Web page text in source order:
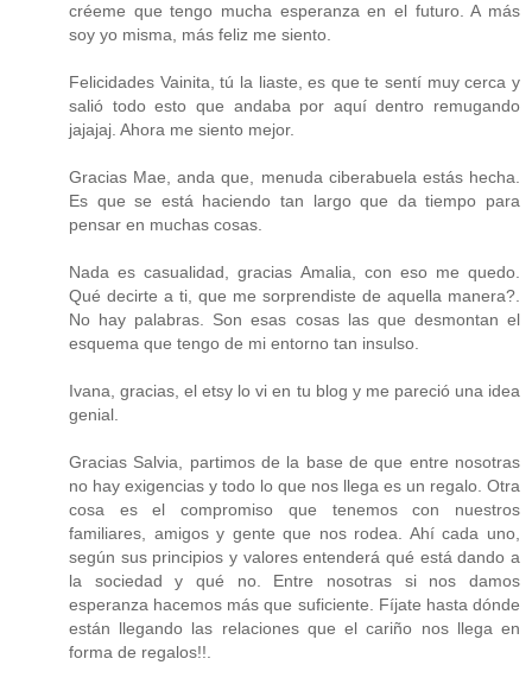
créeme que tengo mucha esperanza en el futuro. A más
soy yo misma, más feliz me siento.
Felicidades Vainita, tú la liaste, es que te sentí muy cerca y
salió todo esto que andaba por aquí dentro remugando
jajajaj. Ahora me siento mejor.
Gracias Mae, anda que, menuda ciberabuela estás hecha.
Es que se está haciendo tan largo que da tiempo para
pensar en muchas cosas.
Nada es casualidad, gracias Amalia, con eso me quedo.
Qué decirte a ti, que me sorprendiste de aquella manera?.
No hay palabras. Son esas cosas las que desmontan el
esquema que tengo de mi entorno tan insulso.
Ivana, gracias, el etsy lo vi en tu blog y me pareció una idea
genial.
Gracias Salvia, partimos de la base de que entre nosotras
no hay exigencias y todo lo que nos llega es un regalo. Otra
cosa es el compromiso que tenemos con nuestros
familiares, amigos y gente que nos rodea. Ahí cada uno,
según sus principios y valores entenderá qué está dando a
la sociedad y qué no. Entre nosotras si nos damos
esperanza hacemos más que suficiente. Fíjate hasta dónde
están llegando las relaciones que el cariño nos llega en
forma de regalos!!.